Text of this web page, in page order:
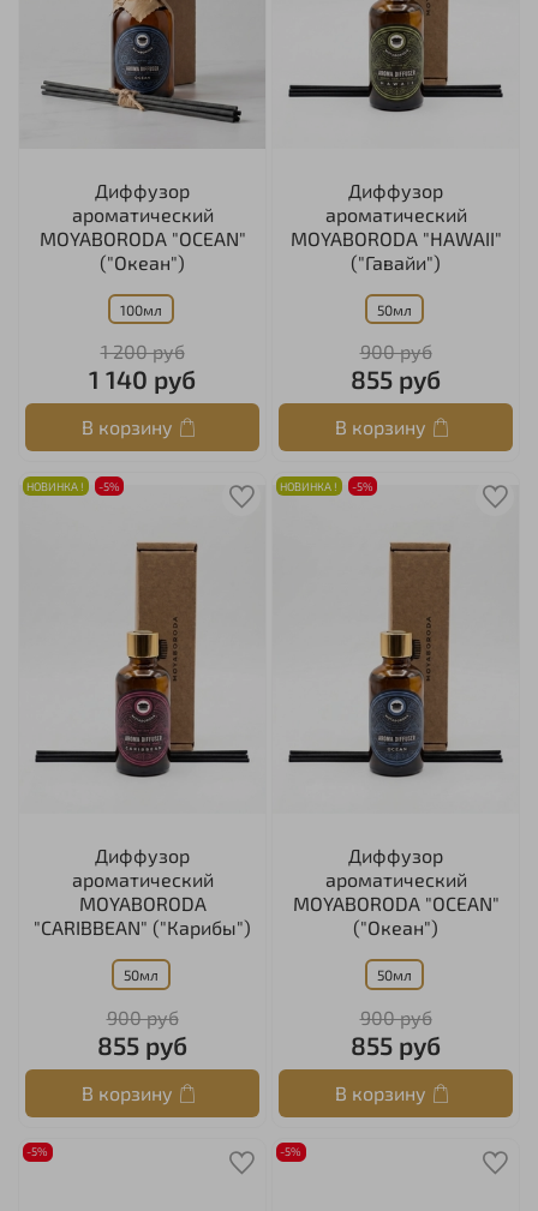
Диффузор
ароматический
MOYABORODA "OCEAN"
("Океан")
100мл
1 200 руб
1 140 руб
В корзину
Диффузор
ароматический
MOYABORODA "HAWAII"
("Гавайи")
50мл
900 руб
855 руб
В корзину
НОВИНКА ! -5%
Диффузор
ароматический
MOYABORODA
"CARIBBEAN" ("Карибы")
50мл
900 руб
855 руб
В корзину
НОВИНКА ! -5%
Диффузор
ароматический
MOYABORODA "OCEAN"
("Океан")
50мл
900 руб
855 руб
В корзину
-5% -5%